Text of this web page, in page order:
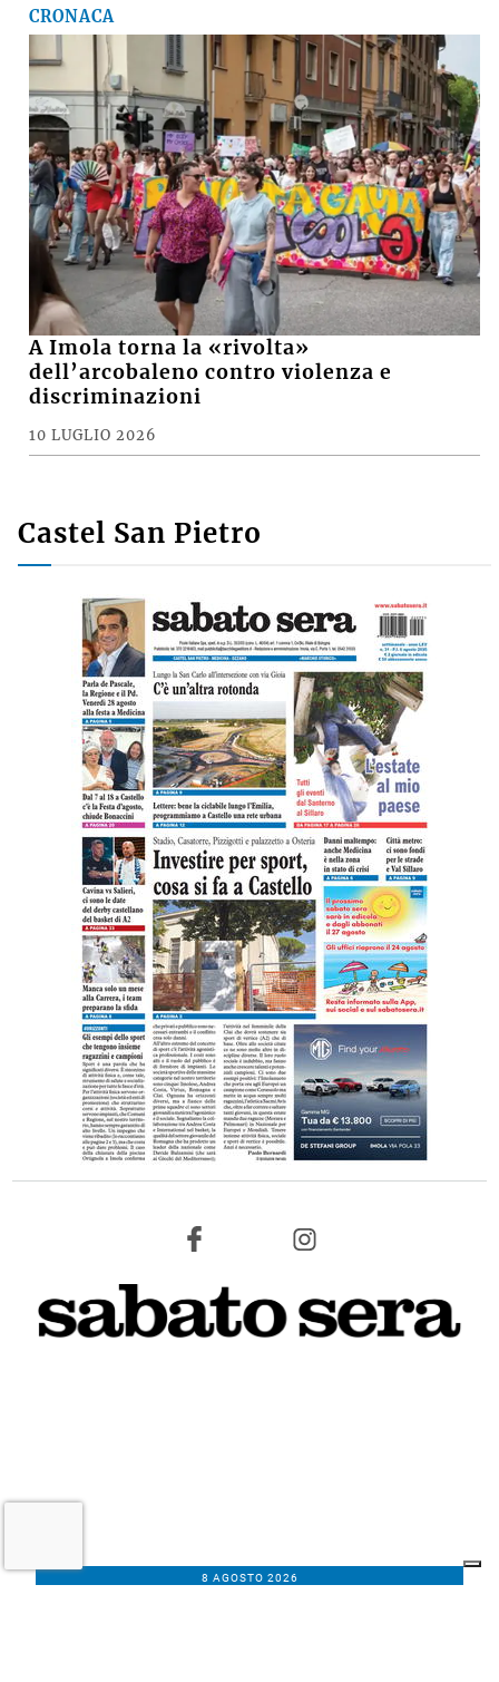
CRONACA
A Imola torna la «rivolta»
dell’arcobaleno contro violenza e
discriminazioni
10 LUGLIO 2026
Castel San Pietro
8 AGOSTO 2026